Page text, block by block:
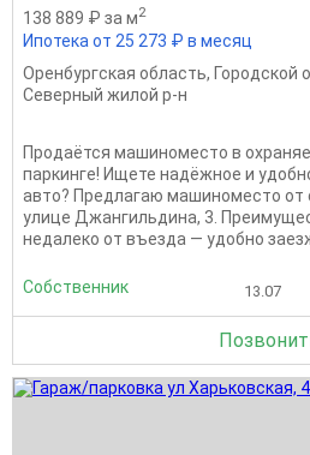
138 889 ₽ за м2
Ипотека от 25 273 ₽ в месяц
Оренбургская область, Городской
Северный жилой р-н
Продаётся машиноместо в
паркинге! Ищете надёжное и
авто? Предлагаю машиноместо от
улице Джангильдина, 3.
недалеко от въезда — удобно
Собственник 13.07